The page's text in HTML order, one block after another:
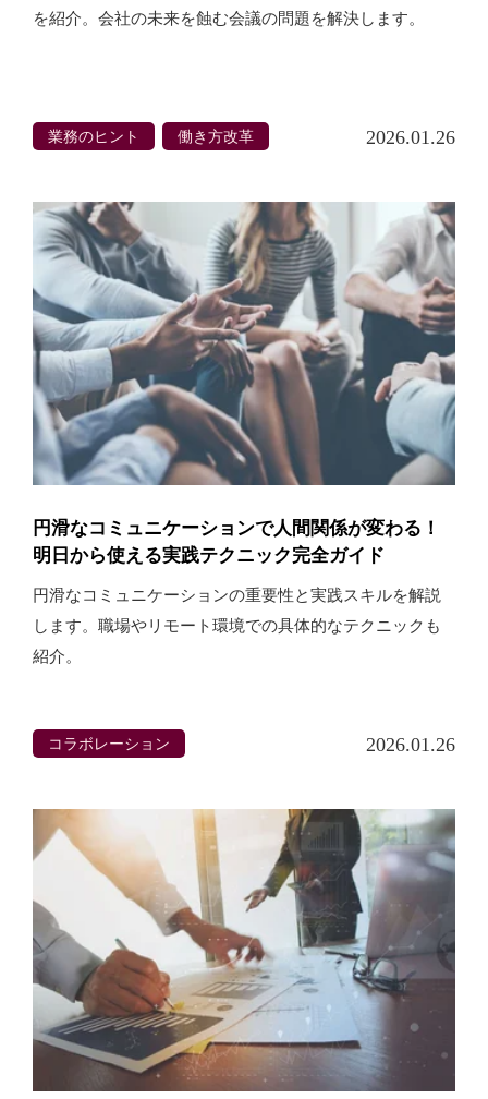
を紹介。会社の未来を蝕む会議の問題を解決します。
業務のヒント 働き方改革 2026.01.26
円滑なコミュニケーションで人間関係が変わる！
明日から使える実践テクニック完全ガイド
円滑なコミュニケーションの重要性と実践スキルを解説
します。職場やリモート環境での具体的なテクニックも
紹介。
コラボレーション 2026.01.26